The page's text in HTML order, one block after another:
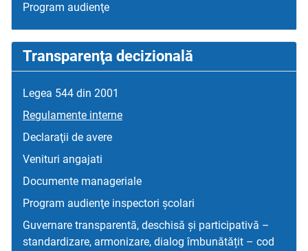
Program audienţe
Transparenţa decizională
Legea 544 din 2001
Regulamente interne
Declaraţii de avere
Venituri angajati
Documente manageriale
Program audienţe inspectori școlari
Guvernare transparentă, deschisă și participativă –
standardizare, armonizare, dialog îmbunătățit – cod